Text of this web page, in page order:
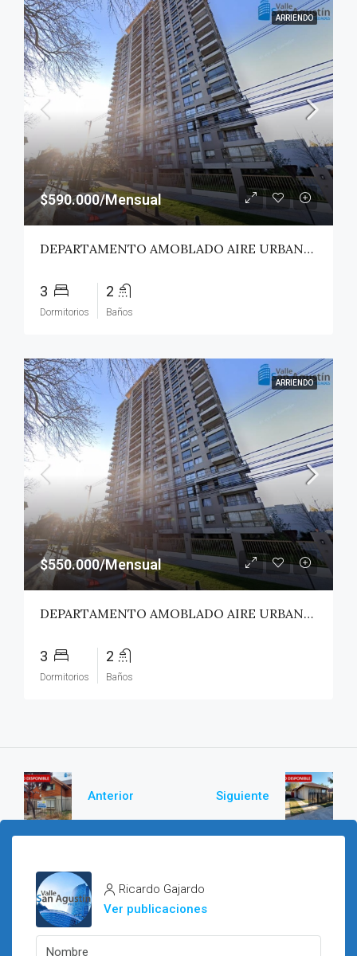
ARRIENDO
$590.000/Mensual
DEPARTAMENTO AMOBLADO AIRE URBANO (PAZ) – TALCA
3
Dormitorios
2
Baños
ARRIENDO
$550.000/Mensual
DEPARTAMENTO AMOBLADO AIRE URBANO (PAZ) – TALCA
3
Dormitorios
2
Baños
Anterior Siguiente
Ricardo Gajardo
Ver publicaciones